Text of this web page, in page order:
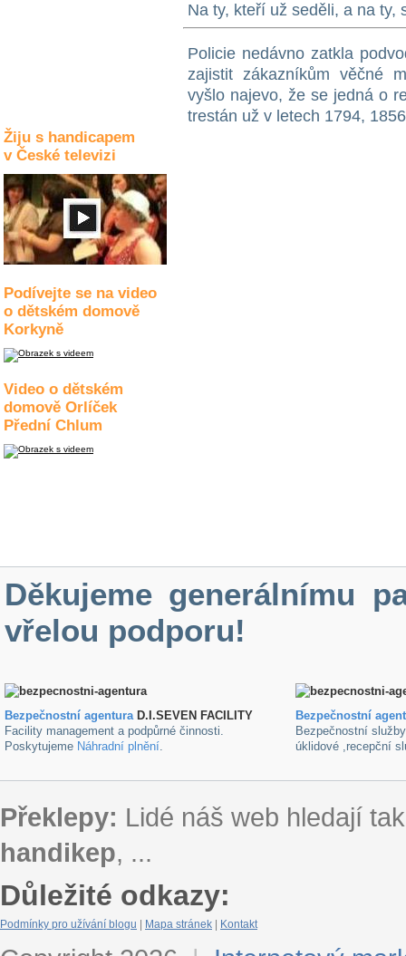
Žiju s handicapem
v České televizi
Podívejte se na video
o dětském domově
Korkyně
Video o dětském
domově Orlíček
Přední Chlum
Na ty, kteří už seděli, a na ty,
Policie nedávno zatkla
zajistit zákazníkům věčné
vyšlo najevo, že se jedná o
trestán už v letech 1794,
Děkujeme generálnímu
vřelou podporu!
Bezpečnostní agenturaD.I.SEVEN FACILITY
Facility management a podpůrné činnosti.
Poskytujeme Náhradní plnění.
Bezpečnostní
Bezpečnostní
úklidové ,recepční
Překlepy: Lidé náš web hledají
handikep, ...
Důležité odkazy:
Podmínky pro užívání blogu Mapa stránek Kontakt